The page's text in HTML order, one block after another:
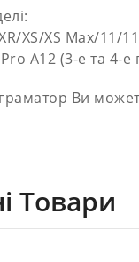
XS/XS Max/11/
A12 (3-е та 4-е
Ви
Товари